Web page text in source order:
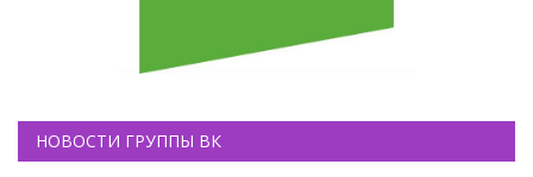
НОВОСТИ ГРУППЫ ВК